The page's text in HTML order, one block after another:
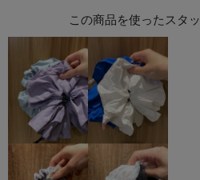
この商品を使ったスタ